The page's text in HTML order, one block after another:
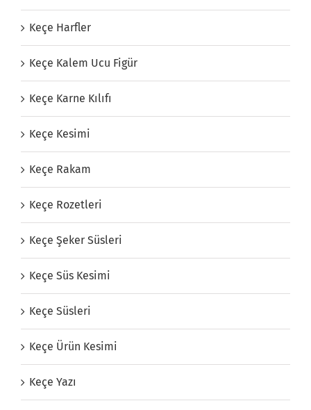
Keçe Harfler
Keçe Kalem Ucu Figür
Keçe Karne Kılıfı
Keçe Kesimi
Keçe Rakam
Keçe Rozetleri
Keçe Şeker Süsleri
Keçe Süs Kesimi
Keçe Süsleri
Keçe Ürün Kesimi
Keçe Yazı